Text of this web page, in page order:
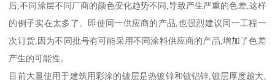
后,不同涂层不同厂商的颜色变化趋势不同,导致产生严重的色差,这样
的例子实在太多了。即使同一供应商的产品,也强烈建议同一工程一
次订货,因为不同批号有可能采用不同涂料供应商的产品,增加了色差
产生的可能性。
目前大量使用于建筑用彩涂的镀层是热镀锌和镀铝锌,镀层厚度越大,